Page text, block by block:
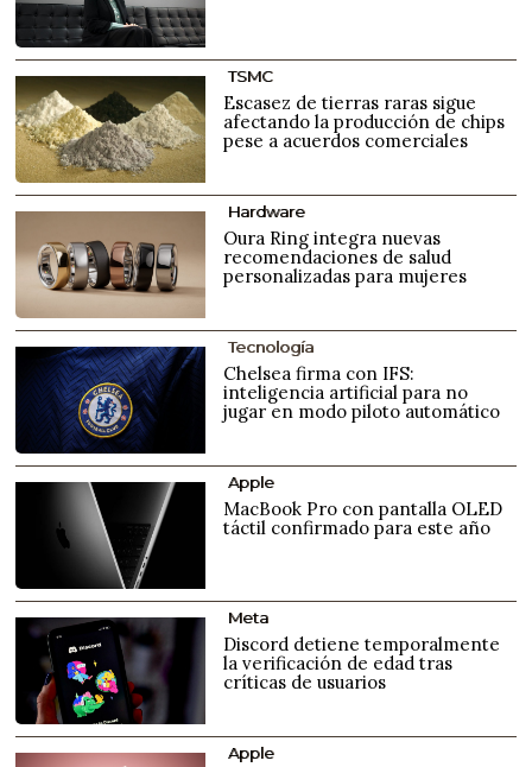
TSMC
Escasez de tierras raras sigue
afectando la producción de chips
pese a acuerdos comerciales
Hardware
Oura Ring integra nuevas
recomendaciones de salud
personalizadas para mujeres
Tecnología
Chelsea firma con IFS:
inteligencia artificial para no
jugar en modo piloto automático
Apple
MacBook Pro con pantalla OLED
táctil confirmado para este año
Meta
Discord detiene temporalmente
la verificación de edad tras
críticas de usuarios
Apple